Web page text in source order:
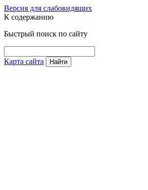
Версия для слабовидящих
К содержанию
Быстрый поиск по сайту
Карта сайта Найти